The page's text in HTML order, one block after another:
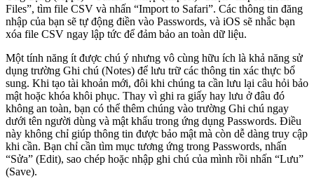
Files”, tìm file CSV và nhấn “Import to Safari”. Các thông tin đăng
nhập của bạn sẽ tự động điền vào Passwords, và iOS sẽ nhắc bạn
xóa file CSV ngay lập tức để đảm bảo an toàn dữ liệu.
Một tính năng ít được chú ý nhưng vô cùng hữu ích là khả năng sử
dụng trường Ghi chú (Notes) để lưu trữ các thông tin xác thực bổ
sung. Khi tạo tài khoản mới, đôi khi chúng ta cần lưu lại câu hỏi bảo
mật hoặc khóa khôi phục. Thay vì ghi ra giấy hay lưu ở đâu đó
không an toàn, bạn có thể thêm chúng vào trường Ghi chú ngay
dưới tên người dùng và mật khẩu trong ứng dụng Passwords. Điều
này không chỉ giúp thông tin được bảo mật mà còn dễ dàng truy cập
khi cần. Bạn chỉ cần tìm mục tương ứng trong Passwords, nhấn
“Sửa” (Edit), sao chép hoặc nhập ghi chú của mình rồi nhấn “Lưu”
(Save).